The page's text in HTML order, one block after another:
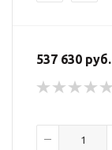
537 630